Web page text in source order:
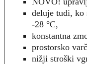
deluje tudi, ko
-28 °C,
konstantna
prostorsko
nižji stroški